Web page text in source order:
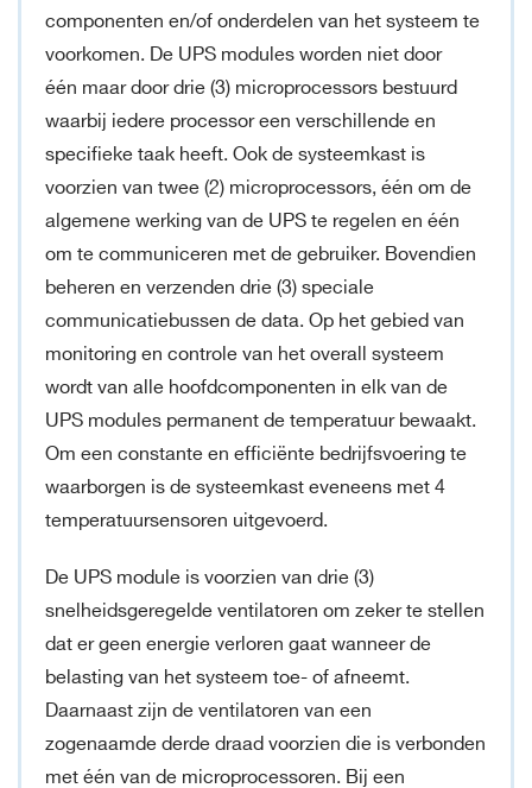
componenten en/of onderdelen van het systeem te
voorkomen. De UPS modules worden niet door
één maar door drie (3) microprocessors bestuurd
waarbij iedere processor een verschillende en
specifieke taak heeft. Ook de systeemkast is
voorzien van twee (2) microprocessors, één om de
algemene werking van de UPS te regelen en één
om te communiceren met de gebruiker. Bovendien
beheren en verzenden drie (3) speciale
communicatiebussen de data. Op het gebied van
monitoring en controle van het overall systeem
wordt van alle hoofdcomponenten in elk van de
UPS modules permanent de temperatuur bewaakt.
Om een constante en efficiënte bedrijfsvoering te
waarborgen is de systeemkast eveneens met 4
temperatuursensoren uitgevoerd.
De UPS module is voorzien van drie (3)
snelheidsgeregelde ventilatoren om zeker te stellen
dat er geen energie verloren gaat wanneer de
belasting van het systeem toe- of afneemt.
Daarnaast zijn de ventilatoren van een
zogenaamde derde draad voorzien die is verbonden
met één van de microprocessoren. Bij een